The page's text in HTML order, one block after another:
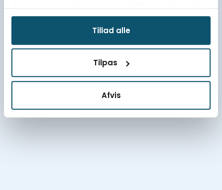
deres tjenester.
Tillad alle
Tilpas
Afvis